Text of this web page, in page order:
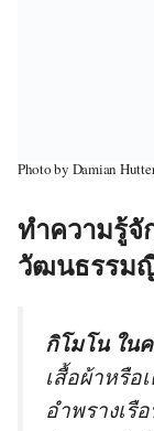
Photo by Damian
ทำความรู้จั
วัฒนธรรม
กิโมโน ใน
เสื้อผ้าหรือ
อำพรางเรื